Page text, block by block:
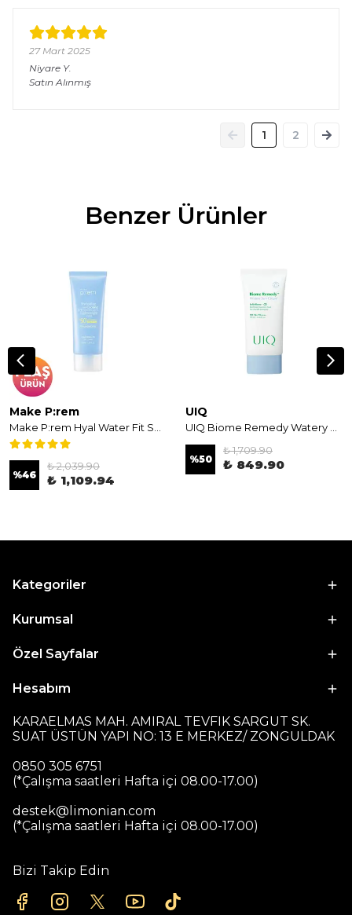
27 Mart 2025
Niyare Y.
Satın Alınmış
1 2
Benzer Ürünler
Make P:rem
%46
₺ 2,039.90
₺ 1,109.94
UIQ
%50
₺ 1,709.90
₺ 849.90
Kategoriler
Kurumsal
Özel Sayfalar
Hesabım
KARAELMAS MAH. AMIRAL TEVFIK SARGUT SK.
SUAT ÜSTÜN YAPI NO: 13 E MERKEZ/ ZONGULDAK
0850 305 6751
(*Çalışma saatleri Hafta içi 08.00-17.00)
destek@limonian.com
(*Çalışma saatleri Hafta içi 08.00-17.00)
Bizi Takip Edin